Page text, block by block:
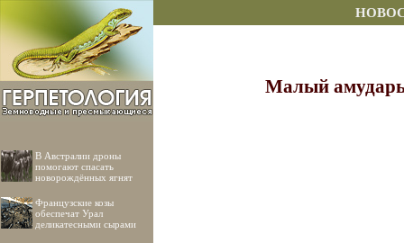
В Австралии дроны
помогают спасать
новорождённых ягнят
Французские козы
обеспечат Урал
деликатесными сырами
Малый